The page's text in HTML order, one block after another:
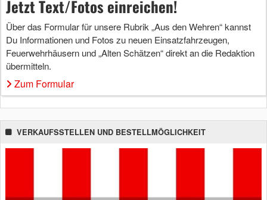
Jetzt Text/Fotos einreichen!
Über das Formular für unsere Rubrik „Aus den Wehren“ kannst
Du Informationen und Fotos zu neuen Einsatzfahrzeugen,
Feuerwehrhäusern und „Alten Schätzen“ direkt an die Redaktion
übermitteln.
Zum Formular
VERKAUFSSTELLEN UND BESTELLMÖGLICHKEIT